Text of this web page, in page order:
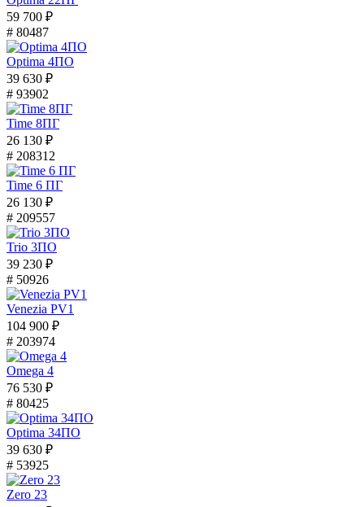
59 700 ₽
# 80487
Optima 4ПО
39 630 ₽
# 93902
Time 8ПГ
26 130 ₽
# 208312
Time 6 ПГ
26 130 ₽
# 209557
Trio 3ПО
39 230 ₽
# 50926
Venezia PV1
104 900 ₽
# 203974
Omega 4
76 530 ₽
# 80425
Optima 34ПО
39 630 ₽
# 53925
Zero 23